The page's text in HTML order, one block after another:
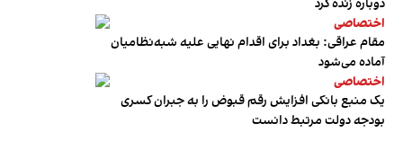
اختصاصی
مقام عراقی: بغداد برای اقدام نهایی علیه شبه‌نظامیان
آماده می‌شود
اختصاصی
یک منبع بانکی افزایش رقم قبوض را به جبران کسری
بودجه دولت مرتبط دانست